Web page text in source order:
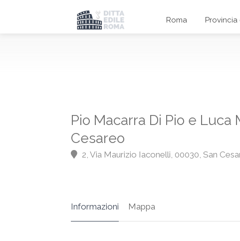
Roma Provincia
Pio Macarra Di Pio e Luca
Cesareo
2, Via Maurizio Iaconelli, 00030, San
Informazioni Mappa